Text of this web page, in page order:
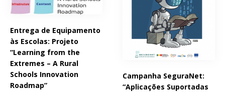
Entrega de Equipamento
às Escolas: Projeto
“Learning from the
Extremes – A Rural
Schools Innovation
Roadmap”
Campanha SeguraNet:
“Aplicações Suportadas